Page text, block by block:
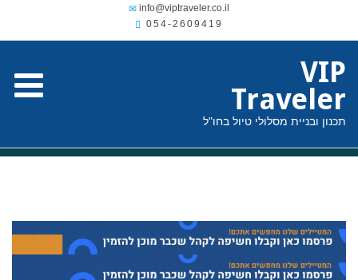
054-2609419
VIP
Traveler
תכנון ובניית מסלולי טיול בחו"ל